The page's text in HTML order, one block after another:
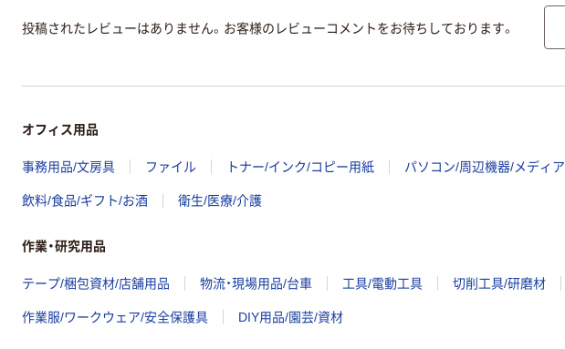
投稿されたレビューはありません。お客様のレビューコメントをお待ちしております。
オフィス用品
事務用品/文房具 ファイル トナー/インク/コピー用紙 パソコン/周辺機器/メディア
飲料/食品/ギフト/お酒 衛生/医療/介護
作業・研究用品
テープ/梱包資材/店舗用品 物流・現場用品/台車 工具/電動工具 切削工具/研磨材
作業服/ワークウェア/安全保護具 DIY用品/園芸/資材